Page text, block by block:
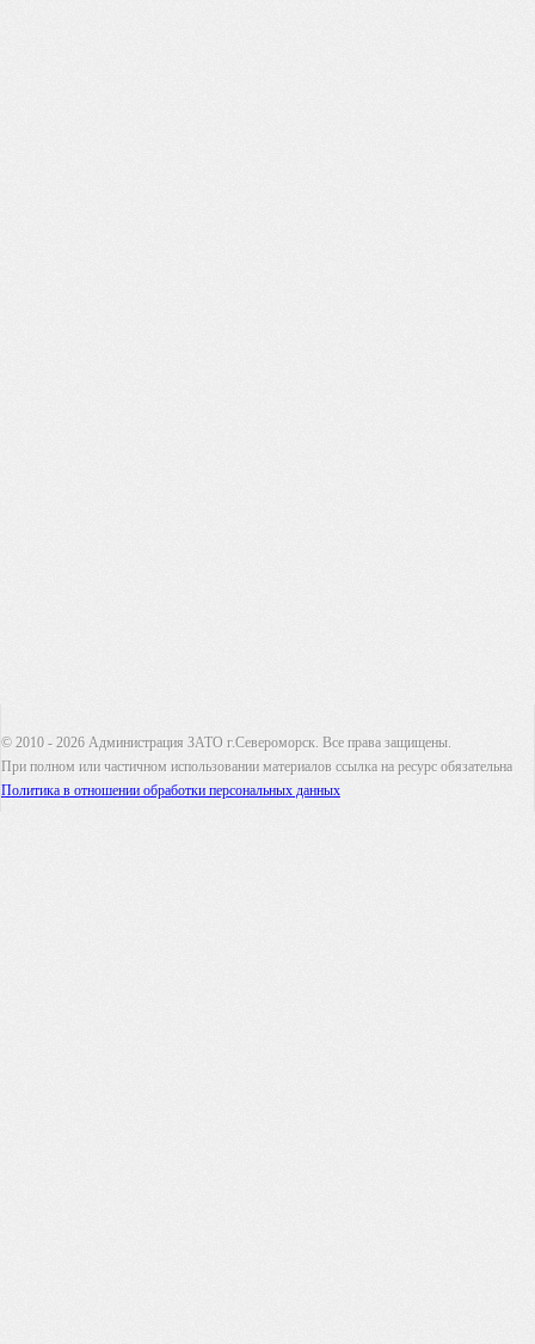
© 2010 - 2026 Администрация ЗАТО г.Североморск. Все права защищены.
При полном или частичном использовании материалов ссылка на ресурс обязательна
Политика в отношении обработки персональных данных